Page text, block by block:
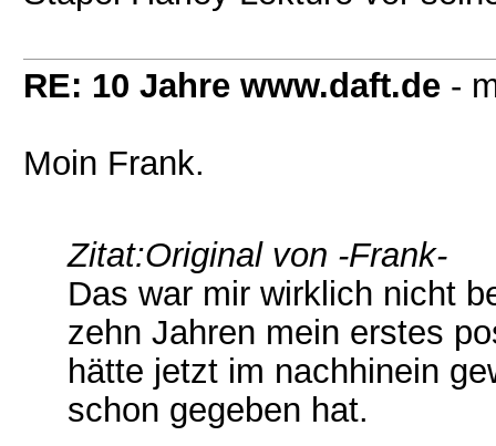
RE: 10 Jahre www.daft.de -
Moin Frank.
Zitat:Original von -Frank-
Das war mir wirklich nicht
zehn Jahren mein erstes
hätte jetzt im nachhinein
schon gegeben hat.